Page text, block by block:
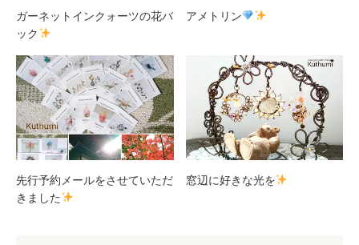
ガーネットインクォーツの花バ
ック
アメトリン
先行予約メールをさせていただ
きました
窓辺に好きな光を